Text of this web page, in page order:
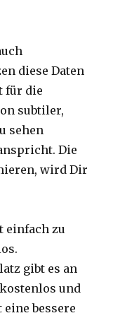
diese Daten
für die
subtiler,
sehen
Die
wird Dir
einfach zu
gibt es an
und
bessere